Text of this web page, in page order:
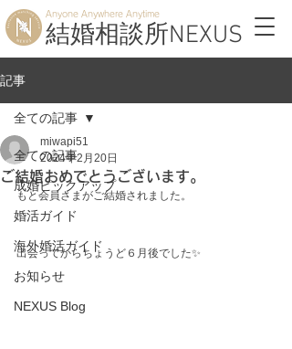
Anyone Anywhere Anytime
結婚相談所NEXUS
記事
全ての記事
成婚ピックアップ
婚活ガイド
海外婚活ガイド
お知らせ
NEXUS Blog
全ての記事
ご結婚おめでとうございます。
miwapi51
2024年2月20日
もと会員さまがご結婚されました。
出会ってからちょうど６月後でした✨